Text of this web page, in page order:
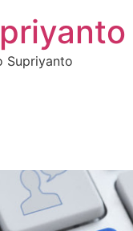
Supriyanto